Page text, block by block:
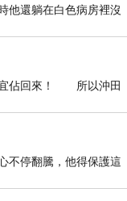
還躺在白色病房裡沒
佔回來！ 所以沖田
停翻騰，他得保護這